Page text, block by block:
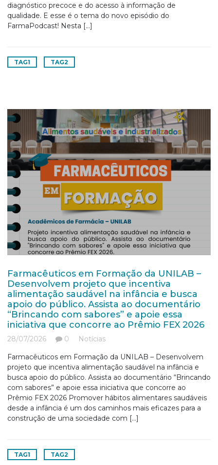
diagnóstico precoce e do acesso à informação de
qualidade. E esse é o tema do novo episódio do
FarmaPodcast! Nesta […]
TAG1 TAG2
Farmacêuticos em Formação da UNILAB –
Desenvolvem projeto que incentiva
alimentação saudável na infância e busca
apoio do público. Assista ao documentário
“Brincando com sabores” e apoie essa
iniciativa que concorre ao Prêmio FEX 2026
28/07/2026 0 Notícias
Farmacêuticos em Formação da UNILAB – Desenvolvem
projeto que incentiva alimentação saudável na infância e
busca apoio do público. Assista ao documentário “Brincando
com sabores” e apoie essa iniciativa que concorre ao
Prêmio FEX 2026 Promover hábitos alimentares saudáveis
desde a infância é um dos caminhos mais eficazes para a
construção de uma sociedade com […]
TAG1 TAG2